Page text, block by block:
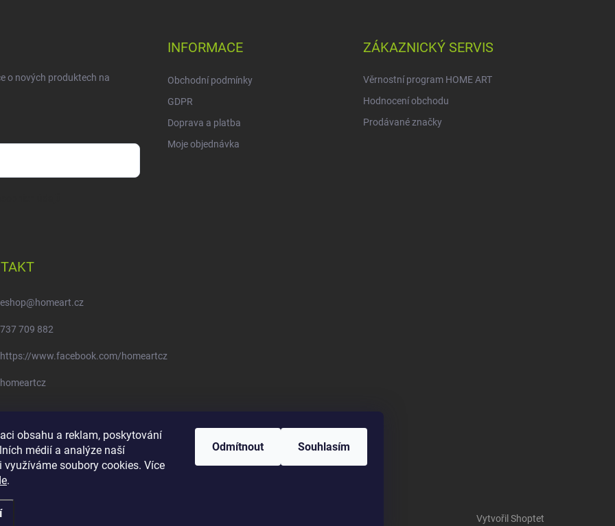
obsahu a reklam, poskytování
médií a analýze naší
využíváme soubory cookies. Více
.
Odmítnout Souhlasím
o nových produktech na
INFORMACE
Obchodní podmínky
GDPR
Doprava a platba
Moje objednávka
ZÁKAZNICKÝ SERVIS
Věrnostní program HOME ART
Hodnocení obchodu
Prodávané značky
eshop@homeart.cz
737 709 882
https://www.facebook.com/homeartcz
homeartcz
Vytvořil Shoptet
nastavení cookies